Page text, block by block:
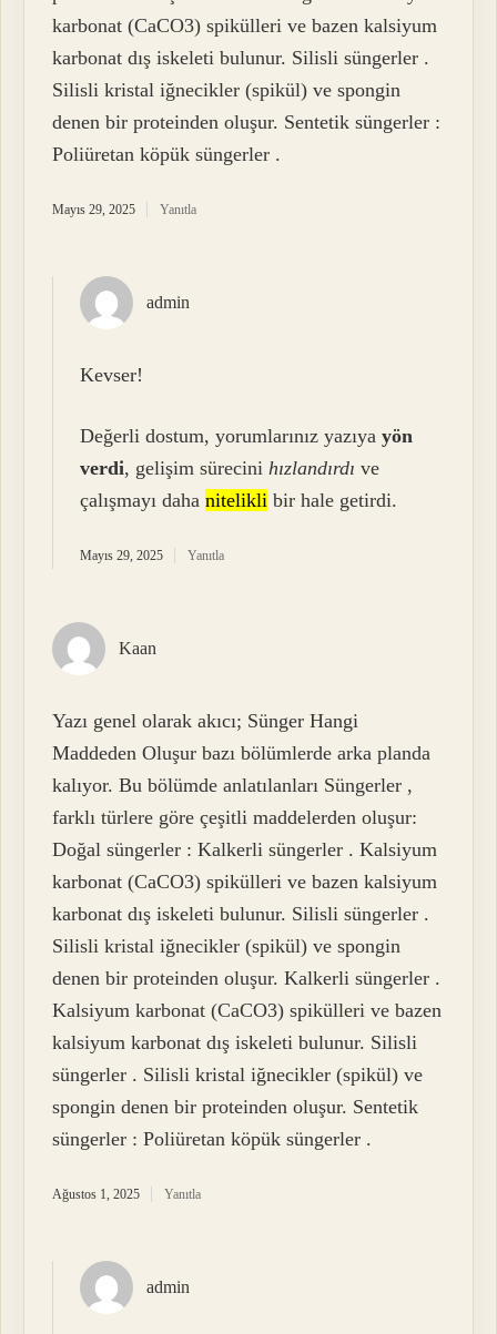
karbonat (CaCO3) spikülleri ve bazen kalsiyum
karbonat dış iskeleti bulunur. Silisli süngerler .
Silisli kristal iğnecikler (spikül) ve spongin
denen bir proteinden oluşur. Sentetik süngerler :
Poliüretan köpük süngerler .
Mayıs 29, 2025 Yanıtla
admin
Kevser!
Değerli dostum, yorumlarınız yazıyayön
verdi, gelişim sürecinihızlandırdı ve
çalışmayı dahanitelikli bir hale getirdi.
Mayıs 29, 2025 Yanıtla
Kaan
Yazı genel olarak akıcı; Sünger Hangi
Maddeden Oluşur bazı bölümlerde arka planda
kalıyor. Bu bölümde anlatılanları Süngerler ,
farklı türlere göre çeşitli maddelerden oluşur:
Doğal süngerler : Kalkerli süngerler . Kalsiyum
karbonat (CaCO3) spikülleri ve bazen kalsiyum
karbonat dış iskeleti bulunur. Silisli süngerler .
Silisli kristal iğnecikler (spikül) ve spongin
denen bir proteinden oluşur. Kalkerli süngerler .
Kalsiyum karbonat (CaCO3) spikülleri ve bazen
kalsiyum karbonat dış iskeleti bulunur. Silisli
süngerler . Silisli kristal iğnecikler (spikül) ve
spongin denen bir proteinden oluşur. Sentetik
süngerler : Poliüretan köpük süngerler .
Ağustos 1, 2025 Yanıtla
admin